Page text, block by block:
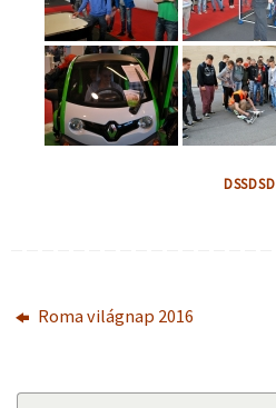
DSSDSD
Roma világnap 2016